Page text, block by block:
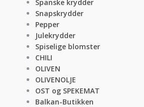
Spanske krydder
Snapskrydder
Pepper
Julekrydder
Spiselige blomster
CHILI
OLIVEN
OLIVENOLJE
OST og SPEKEMAT
Balkan-Butikken